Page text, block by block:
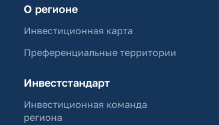
О регионе
Инвестиционная карта
Преференциальные территории
Инвестстандарт
Инвестиционная команда
региона